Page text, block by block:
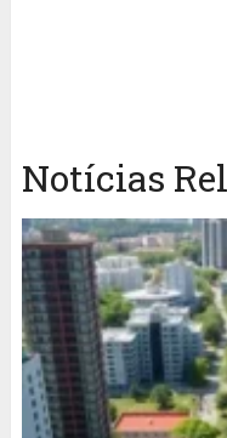
Notícias